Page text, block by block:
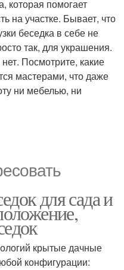
которая помогает
на участке. Бывает, что
беседка в себе не
так, для украшения.
Посмотрите, какие
мастерами, что даже
ни мебелью, ни
для сада и
крытые дачные
конфигурации: